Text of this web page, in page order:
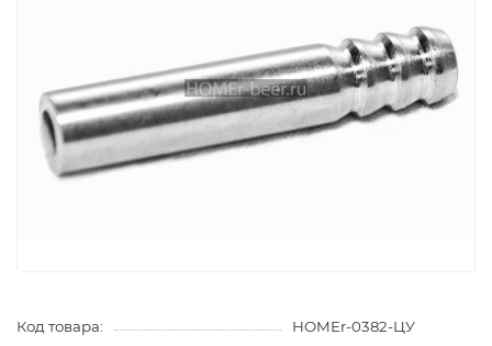
Код товара:
HOMEr-0382-ЦУ